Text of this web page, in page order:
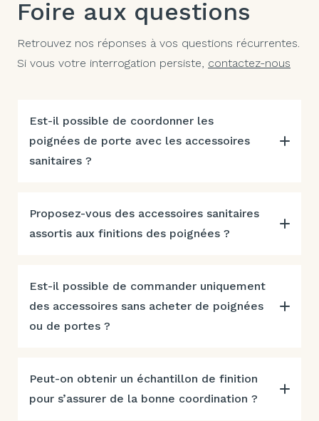
Foire aux questions
Retrouvez nos réponses à vos questions récurrentes.
Si vous votre interrogation persiste, contactez-nous
Est-il possible de coordonner les
poignées de porte avec les accessoires
sanitaires ?
Proposez-vous des accessoires sanitaires
assortis aux finitions des poignées ?
Est-il possible de commander uniquement
des accessoires sans acheter de poignées
ou de portes ?
Peut-on obtenir un échantillon de finition
pour s’assurer de la bonne coordination ?